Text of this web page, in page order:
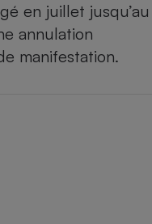
en juillet jusqu’au
annulation
manifestation.